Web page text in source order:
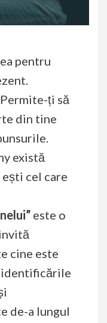
pentru
ți să
din tine
există
cel care
este o
cine este
identificările
de-a lungul